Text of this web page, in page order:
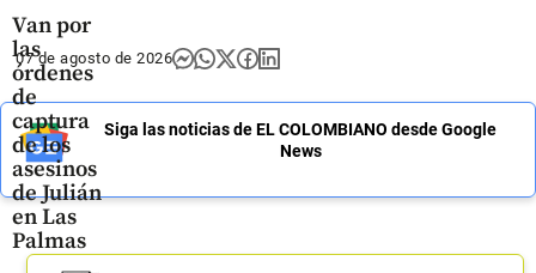
Van por
las
órdenes
de
captura
de los
asesinos
de Julián
en Las
Palmas
07 de agosto de 2026
Siga las noticias de EL COLOMBIANO desde Google
News